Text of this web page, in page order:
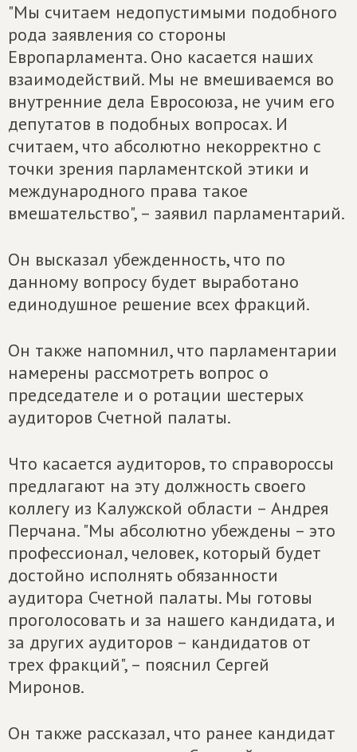
"Мы считаем недопустимыми подобного
рода заявления со стороны
Европарламента. Оно касается наших
взаимодействий. Мы не вмешиваемся во
внутренние дела Евросоюза, не учим его
депутатов в подобных вопросах. И
считаем, что абсолютно некорректно с
точки зрения парламентской этики и
международного права такое
вмешательство", – заявил парламентарий.
Он высказал убежденность, что по
данному вопросу будет выработано
единодушное решение всех фракций.
Он также напомнил, что парламентарии
намерены рассмотреть вопрос о
председателе и о ротации шестерых
аудиторов Счетной палаты.
Что касается аудиторов, то справороссы
предлагают на эту должность своего
коллегу из Калужской области – Андрея
Перчана. "Мы абсолютно убеждены – это
профессионал, человек, который будет
достойно исполнять обязанности
аудитора Счетной палаты. Мы готовы
проголосовать и за нашего кандидата, и
за других аудиторов – кандидатов от
трех фракций", – пояснил Сергей
Миронов.
Он также рассказал, что ранее кандидат